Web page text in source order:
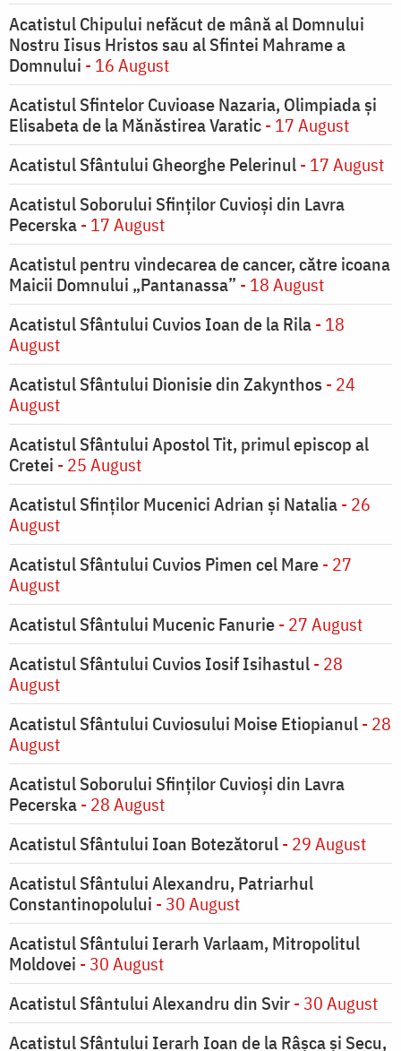
Acatistul Chipului nefăcut de mână al Domnului
Nostru Iisus Hristos sau al Sfintei Mahrame a
Domnului - 16 August
Acatistul Sfintelor Cuvioase Nazaria, Olimpiada și
Elisabeta de la Mănăstirea Varatic- 17 August
Acatistul Sfântului Gheorghe Pelerinul- 17 August
Acatistul Soborului Sfinților Cuvioși din Lavra
Pecerska- 17 August
Acatistul pentru vindecarea de cancer, către icoana
Maicii Domnului „Pantanassa” - 18 August
Acatistul Sfântului Cuvios Ioan de la Rila- 18
August
Acatistul Sfântului Dionisie din Zakynthos - 24
August
Acatistul Sfântului Apostol Tit, primul episcop al
Cretei - 25 August
Acatistul Sfinților Mucenici Adrian și Natalia- 26
August
Acatistul Sfântului Cuvios Pimen cel Mare- 27
August
Acatistul Sfântului Mucenic Fanurie- 27 August
Acatistul Sfântului Cuvios Iosif Isihastul- 28
August
Acatistul Sfântului Cuviosului Moise Etiopianul- 28
August
Acatistul Soborului Sfinților Cuvioși din Lavra
Pecerska- 28 August
Acatistul Sfântului Ioan Botezătorul- 29 August
Acatistul Sfântului Alexandru, Patriarhul
Constantinopolului - 30 August
Acatistul Sfântului Ierarh Varlaam, Mitropolitul
Moldovei - 30 August
Acatistul Sfântului Alexandru din Svir- 30 August
Acatistul Sfântului Ierarh Ioan de la Râşca şi Secu,